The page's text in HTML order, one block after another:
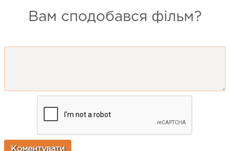
Вам сподобався фільм?